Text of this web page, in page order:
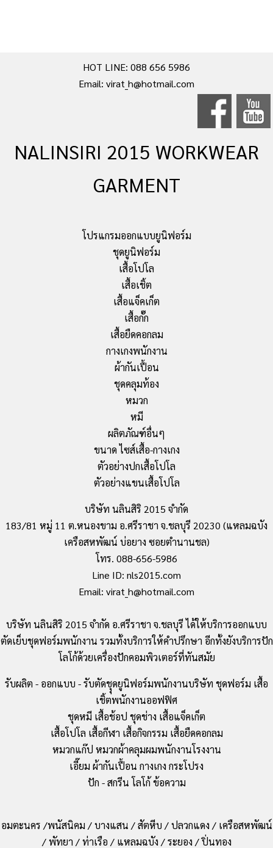
HOT LINE: 088 656 5986
Email: virat_h@hotmail.com
NALINSIRI 2015 WORKWEAR
GARMENT
โปรแกรมออกแบบยูนิฟอร์ม
ชุดยูนิฟอร์ม
เสื้อโปโล
เสื้อเชิ้ต
เสื้อแจ็คเก็ต
เสื้อกั๊ก
เสื้อยืดคอกลม
กางเกงพนักงาน
ผ้ากันเปื้อน
ชุดคลุมท้อง
หมวก
หมี
ผลิตภัณฑ์อื่นๆ
ขนาด ไซส์เสื้อ-กางเกง
ตัวอย่างปกเสื้อโปโล
ตัวอย่างแขนเสื้อโปโล
บริษัท นลินสิริ 2015 จำกัด
183/81 หมู่ 11 ต.หนองขาม อ.ศรีราชา จ.ชลบุรี 20230 (แหลมฉบัง
เครือสหพัฒน์ บ่อยาง ซอยตำนานชล)
โทร. 088-656-5986
Line ID: nls2015.com
Email: virat_h@hotmail.com
บริษัท นลินสิริ 2015 จำกัด อ.ศรีราชา จ.ชลบุรี ได้ให้บริการออกแบบ
ตัดเย็บชุดฟอร์มพนักงาน รวมทั้งบริการให้คำปรึกษา อีกทั้งยังบริการปัก
โลโก้ด้วยเครื่องปักคอมพิวเตอร์ที่ทันสมัย
รับผลิต - ออกแบบ - รับตัดชุุดยูนิฟอร์มพนักงานบริษัท ชุดฟอร์ม เสื้อ
เชิ้ตพนักงานออฟฟิศ
ชุดหมี เสื้อช้อป ชุดช่าง เสื้อแจ็คเก็ต
เสื้อโปโล เสื้อกีฬา เสื้อกิจกรรม เสื้อยืดคอกลม
หมวกแก๊ป หมวกผ้าคลุมผมพนักงานโรงงาน
เอี๊ยม ผ้ากันเปื้อน กางเกง กระโปรง
ปัก - สกรีน โลโก้ ข้อความ
อมตะนคร /พนัสนิคม / บางแสน / สัตหีบ / ปลวกแดง / เครือสหพัฒน์
/ พัทยา / ท่าเรือ / แหลมฉบัง / ระยอง / ปิ่นทอง